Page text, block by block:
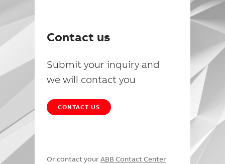
Contact us
Submit your inquiry and
we will contact you
CONTACT US
Or contact your ABB Contact Center